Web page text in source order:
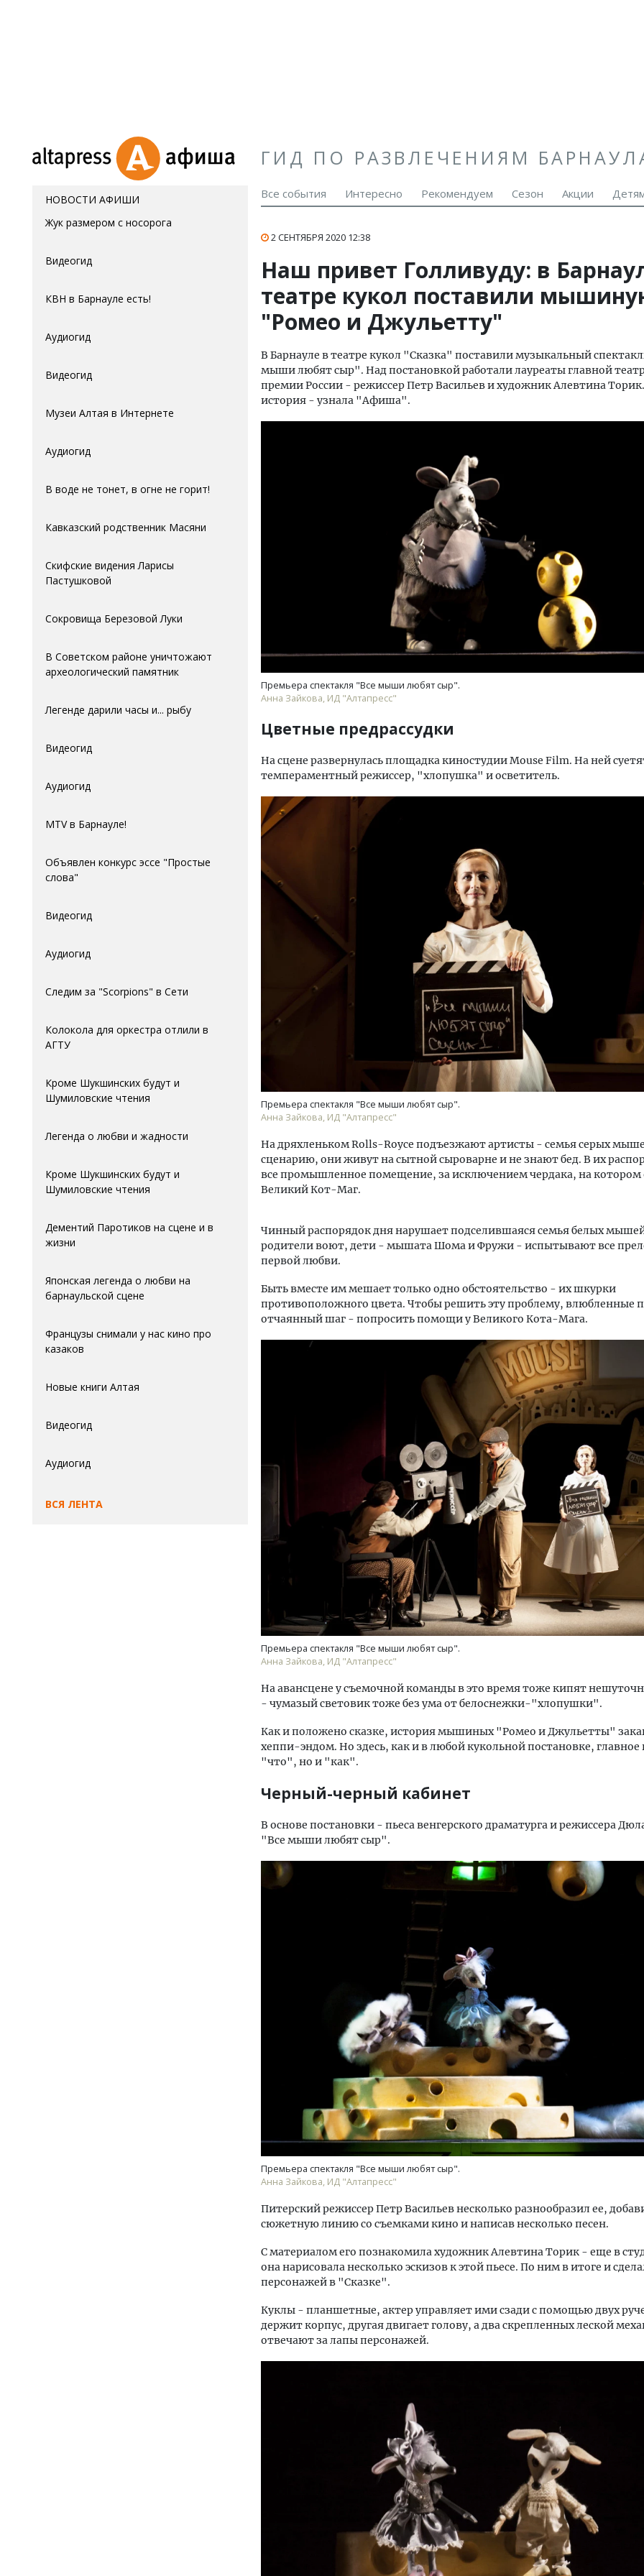
ГИД ПО РАЗВЛЕЧЕНИЯМ
НОВОСТИ АФИШИ Все события Интересно Рекомендуем Сезон Акции
Жук размером с носорога
Видеогид
КВН в Барнауле есть!
Аудиогид
Видеогид
Музеи Алтая в Интернете
Аудиогид
В воде не тонет, в огне не горит!
Кавказский родственник Масяни
Скифские видения Ларисы
Пастушковой
Сокровища Березовой Луки
В Советском районе уничтожают
археологический памятник
Легенде дарили часы и... рыбу
Видеогид
Аудиогид
MTV в Барнауле!
Объявлен конкурс эссе "Простые
слова"
Видеогид
Аудиогид
Следим за "Scorpions" в Сети
Колокола для оркестра отлили в
АГTУ
Кроме Шукшинских будут и
Шумиловские чтения
Легенда о любви и жадности
Кроме Шукшинских будут и
Шумиловские чтения
Дементий Паротиков на сцене и в
жизни
Японская легенда о любви на
барнаульской сцене
Французы снимали у нас кино про
казаков
Новые книги Алтая
Видеогид
Аудиогид
ВСЯ ЛЕНТА
2 СЕНТЯБРЯ 2020 12:38
Наш привет Голливуду: в
театре кукол поставили
"Ромео и Джульетту"
В Барнауле в театре кукол "Сказка" поставили музыкальный
мыши любят сыр". Над постановкой работали лауреаты главной
премии России - режиссер Петр Васильев и художник Алевтина
история - узнала "Афиша".
Премьера спектакля "Все мыши любят сыр".
Анна Зайкова, ИД "Алтапресс"
Цветные предрассудки
На сцене развернулась площадка киностудии Mouse Film. На ней
темпераментный режиссер, "хлопушка" и осветитель.
Премьера спектакля "Все мыши любят сыр".
Анна Зайкова, ИД "Алтапресс"
На дряхленьком Rolls-Royce подъезжают артисты - семья серых
сценарию, они живут на сытной сыроварне и не знают бед. В их
все промышленное помещение, за исключением чердака, на котором
Великий Кот-Маг.
Чинный распорядок дня нарушает подселившаяся семья белых
родители воют, дети - мышата Шома и Фружи - испытывают все
первой любви.
Быть вместе им мешает только одно обстоятельство - их шкурки
противоположного цвета. Чтобы решить эту проблему, влюбленные
отчаянный шаг - попросить помощи у Великого Кота-Мага.
Премьера спектакля "Все мыши любят сыр".
Анна Зайкова, ИД "Алтапресс"
На авансцене у съемочной команды в это время тоже кипят
- чумазый световик тоже без ума от белоснежки-"хлопушки".
Как и положено сказке, история мышиных "Ромео и Джульетты"
хеппи-эндом. Но здесь, как и в любой кукольной постановке, главное
"что", но и "как".
Черный-черный кабинет
В основе постановки - пьеса венгерского драматурга и режиссера
"Все мыши любят сыр".
Премьера спектакля "Все мыши любят сыр".
Анна Зайкова, ИД "Алтапресс"
Питерский режиссер Петр Васильев несколько разнообразил ее,
сюжетную линию со съемками кино и написав несколько песен.
С материалом его познакомила художник Алевтина Торик - еще в
она нарисовала несколько эскизов к этой пьесе. По ним в итоге и
персонажей в "Сказке".
Куклы - планшетные, актер управляет ими сзади с помощью двух
держит корпус, другая двигает голову, а два скрепленных леской
отвечают за лапы персонажей.